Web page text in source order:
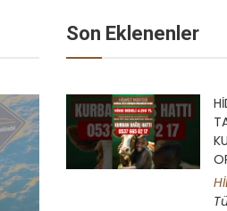
Son Eklenenler